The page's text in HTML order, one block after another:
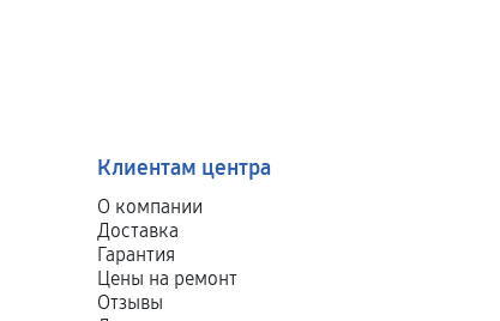
Клиентам центра
О компании
Доставка
Гарантия
Цены на ремонт
Отзывы